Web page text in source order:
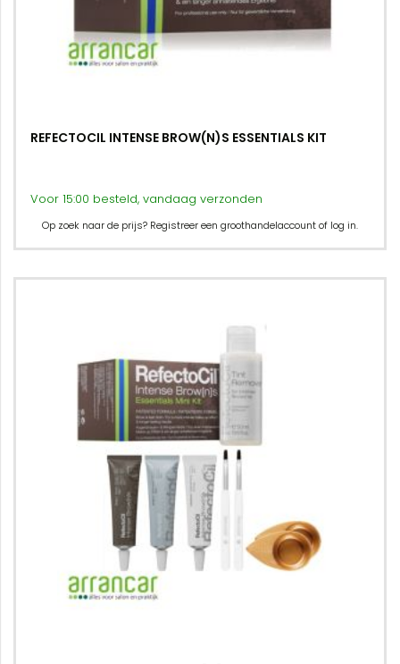
REFECTOCIL INTENSE BROW(N)S ESSENTIALS KIT
Voor 15:00 besteld, vandaag verzonden
Op zoek naar de prijs? Registreer een groothandelaccount of log in.